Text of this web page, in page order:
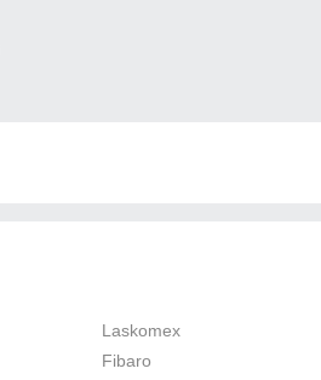
Laskomex
Fibaro